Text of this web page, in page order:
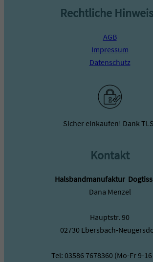
Rechtliche
AGB
Impressum
Datenschutz
Sicher einkaufen! Dank
Kontakt
Halsbandmanufaktur
Dana Menzel
Hauptstr. 90
02730 Ebersbach-
Tel: 03586 7678360 (Mo-Fr 9-